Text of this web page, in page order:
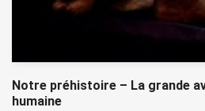
Notre préhistoire – La grande
humaine